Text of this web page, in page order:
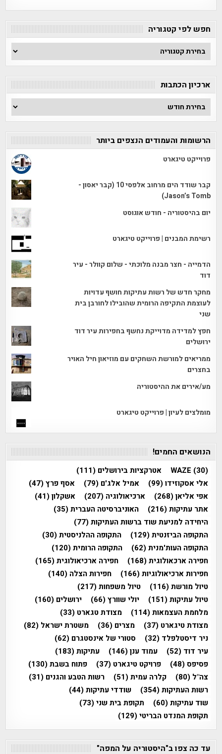
חפש לפי קטגוריה
חפש
לפי
ארכיון הכתבות
ארכיון
הכתבות
הרשומות והעמודים הנצפים ביותר
פרוייקט טיגארט
קבר שודד הים מרחוב אלפסי 10 (קבר יאסון -
Jason’s Tomb)
יום בהיסטוריה - חודש אוגוסט
רשימת המבנים | פרוייקט טיגארט
הדמייה - חצר מבנה מלוכתי - שלום קוולר - עיר
דוד
מחקר חדש של רשות עתיקות חושף עדויות
לעוצמת התקיפה הרומית שהובילו לחורבן בית
שני
חפץ למדידה מדוייקת נחשף בחפירות עיר דוד
ירושלים
ממריאים למורשת השחקים עם מוזיאון חיל האויר
בחצרים
מע/אירים את ההיסטוריה
מומלצים לעיון | פרוייקט טיגארט
הנושאים החמים!
WAZE (30) אטרקציות בירושלים (111)
אלי אסקוזידו(99) אמיל אלג'ם (79) אסף פרץ(47)
אפי אליאן(268) ארכיאולוגיה (207) אשקלון(41)
אתר עתיקות(216) האוניברסיטה העברית(35)
היחידה למניעת שוד ברשות העתיקות(77)
התקופה הביזנטית(129) התקופה ההלניסטית(30)
התקופה העות'מנית(62) התקופה הרומית(120)
חפירה ארכאולוגית(168) חפירה ארכיאולוגית(165)
חפירות ארכיאולוגיות(166) חפירות הצלה (140)
טיול מורשת(116) טיול משפחות(217)
טיול עתיקות(151) יולי שוורץ(66) ירושלים (160)
מלחמת העצמאות(114) מצודת טגארט (33)
מצודת טיגארט (37) מצרים (36) משטרת ישראל (82)
ניר דיסטלפלד (32) סטורי של אינסטגרם (62)
עיר דוד (52) עמוד ענן(146) עתיקות(183)
פסיפס(48) פרויקט טיגארט (37) פתוח בשבת(130)
צה"ל (80) קלרה עמית(51) רשות הטבע והגנים (31)
רשות העתיקות(354) שודדי עתיקות(44)
שוד עתיקות(60) תקופת בית שני(73)
תקופת המנדט הבריטי(129)
עד כה צפו ב"היסטוריה על המפה"